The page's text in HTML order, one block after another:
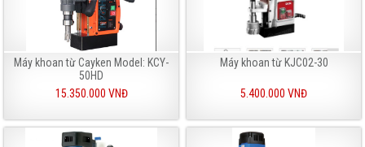
Máy khoan từ Cayken Model: KCY-
50HD
15.350.000 VNĐ
Máy khoan từ KJC02-30
5.400.000 VNĐ